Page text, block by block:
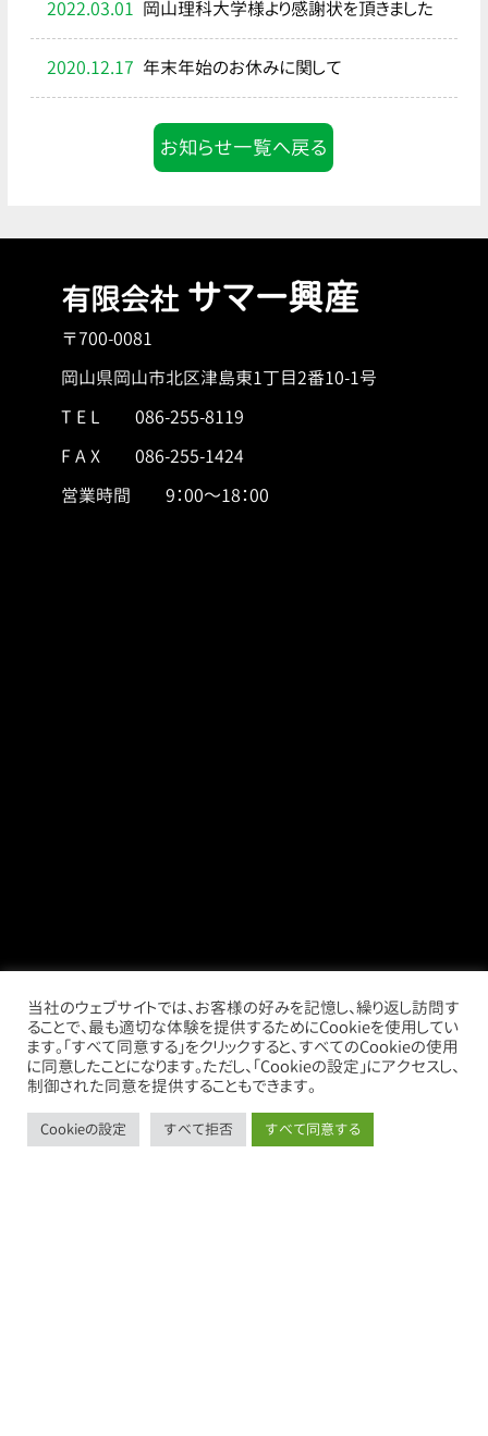
2022.03.01 岡山理科大学様より感謝状を頂きました
2020.12.17 年末年始のお休みに関して
お知らせ一覧へ戻る
有限会社サマー興産
〒700-0081
岡山県岡山市北区津島東1丁目2番10-1号
T E L 086-255-8119
F A X 086-255-1424
営業時間 9：00～18：00
call mail store
当社のウェブサイトでは、お客様の好みを記憶し、繰り返し訪問す
ることで、最も適切な体験を提供するためにCookieを使用してい
ます。「すべて同意する」をクリックすると、すべてのCookieの使用
に同意したことになります。ただし、「Cookieの設定」にアクセスし、
制御された同意を提供することもできます。
Cookieの設定 すべて拒否 すべて同意する